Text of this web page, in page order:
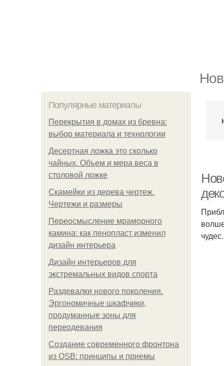
Популярные материалы
Перекрытия в домах из бревна:
выбор материала и технологии
Десертная ложка это сколько
чайных. Объем и мера веса в
столовой ложке
Скамейки из дерева чертеж.
Чертежи и размеры
Переосмысление мраморного
камина: как пенопласт изменил
дизайн интерьера
Дизайн интерьеров для
экстремальных видов спорта
Раздевалки нового поколения.
Эргономичные шкафчики,
продуманные зоны для
переодевания
Создание современного фронтона
из OSB: принципы и приемы
чудес.